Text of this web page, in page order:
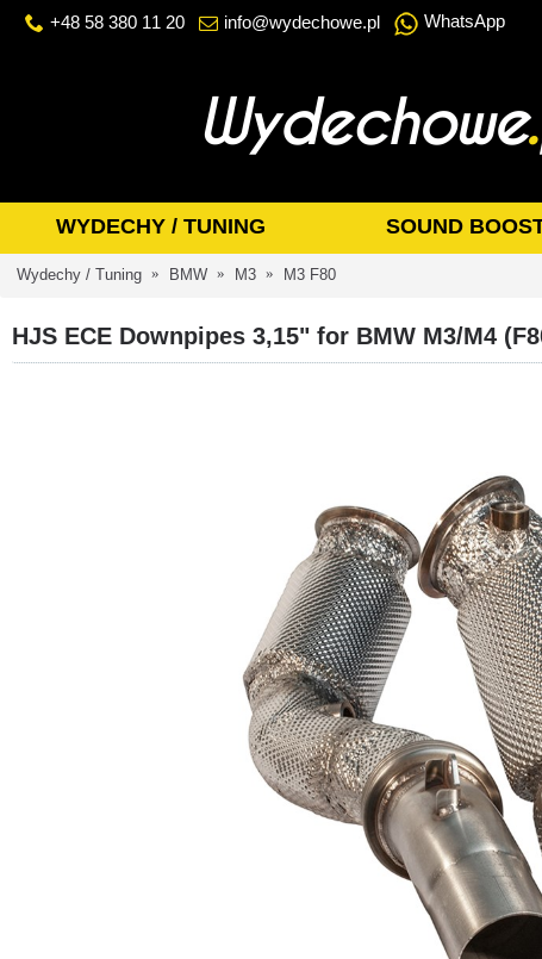
+48 58 380 11 20 info@wydechowe.pl WhatsApp
WYDECHY / TUNING SOUND
Wydechy / Tuning BMW M3 M3 F80
HJS ECE Downpipes 3,15" for BMW M3/M4